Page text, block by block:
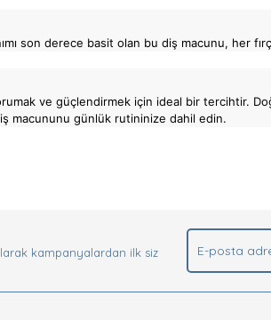
son derece basit olan bu diş macunu, her
ve güçlendirmek için ideal bir tercihtir.
macununu günlük rutininize dahil edin.
kampanyalardan ilk siz